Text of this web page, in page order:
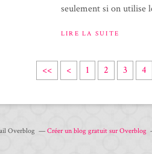
seulement si on utilise
LIRE LA SUITE
<< < 1 2 3 4
Overblog Créer un blog gratuit sur Overblog